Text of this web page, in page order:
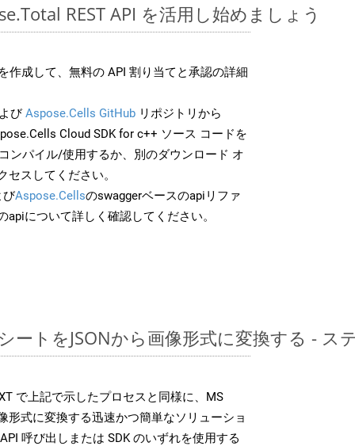
REST API を活用し始めましょう
作成して、無料の API 割り当てと承認の詳細
びAspose.Cells GitHub リポジトリから
Cloud SDK for c++ ソース コードを
ンパイル/使用するか、別のダウンロード オ
セスしてください。
びAspose.Cellsのswaggerベースのapiリファ
apiについて詳しく確認してください。
ートをJSONから画像形式に変換する - ス
で上記で示したプロセスと同様に、MS
形式に変換する迅速かつ簡単なソリューショ
呼び出しまたは SDK のいずれを使用する